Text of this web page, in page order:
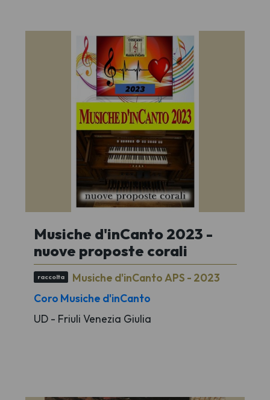
Musiche d'inCanto 2023 -
nuove proposte corali
raccolta
Musiche d'inCanto APS - 2023
Coro Musiche d'inCanto
UD - Friuli Venezia Giulia